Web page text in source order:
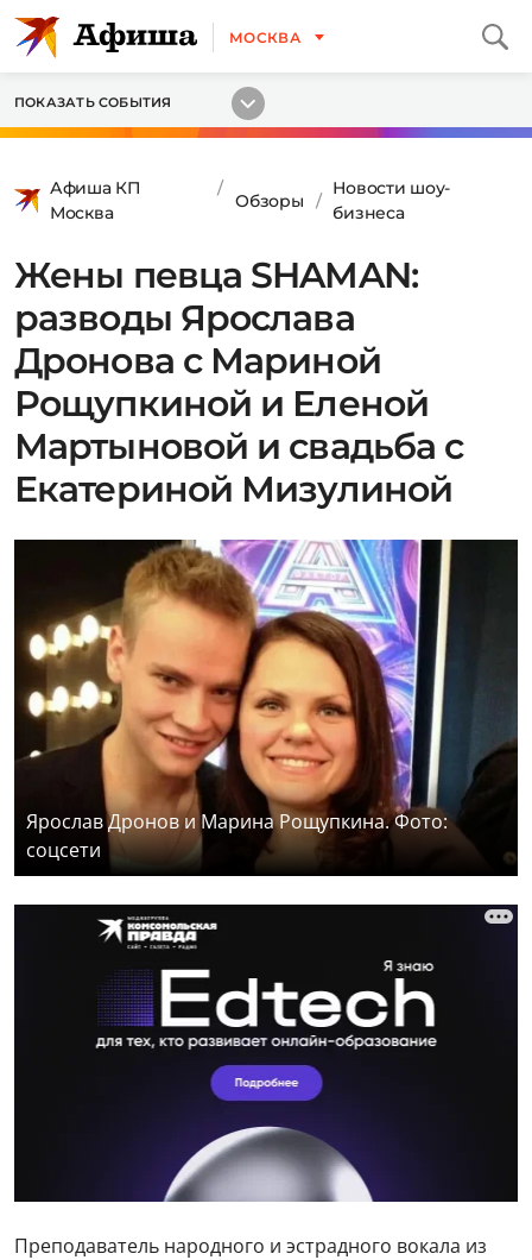
МОСКВА
ПОКАЗАТЬ СОБЫТИЯ
Афиша КП
Москва
Обзоры
Новости шоу-
бизнеса
Жены певца SHAMAN:
разводы Ярослава
Дронова с Мариной
Рощупкиной и Еленой
Мартыновой и свадьба с
Екатериной Мизулиной
Ярослав Дронов и Марина Рощупкина. Фото:
соцсети
Преподаватель народного и эстрадного вокала из